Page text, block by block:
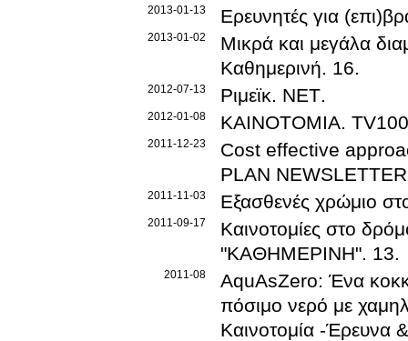
2013-01-13 Ερευνητές για
2013-01-02
Μικρά και μεγάλα
Καθημερινή. 16.
2012-07-13 Ριμεϊκ. ΝΕΤ.
2012-01-08 KAINOTOMIA. TV100
2011-12-23
Cost effective
PLAN NEWSLETTER
2011-11-03 Εξασθενές χρώμιο
2011-09-17
Καινοτομίες στο
"ΚΑΘΗΜΕΡΙΝΗ". 13.
2011-08
AquAsZero: Ένα
πόσιμο νερό με
Καινοτομία -Έρευνα